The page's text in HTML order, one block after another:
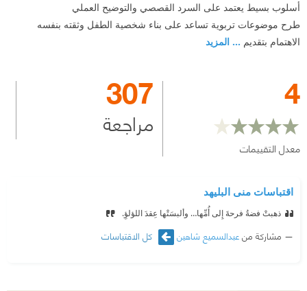
أسلوب بسيط يعتمد على السرد القصصي والتوضيح العملي
طرح موضوعات تربوية تساعد على بناء شخصية الطفل وثقته بنفسه
الاهتمام بتقديم ... المزيد
4
معدل التقييمات
307
مراجعة
اقتباسات منى البليهد
ذهبتْ فضةُ فرحةَ إِلى أُمِّها… وألبسَتْها عِقدَ اللؤلؤِ.
مشاركة منعبدالسميع شاهين كل الاقتباسات